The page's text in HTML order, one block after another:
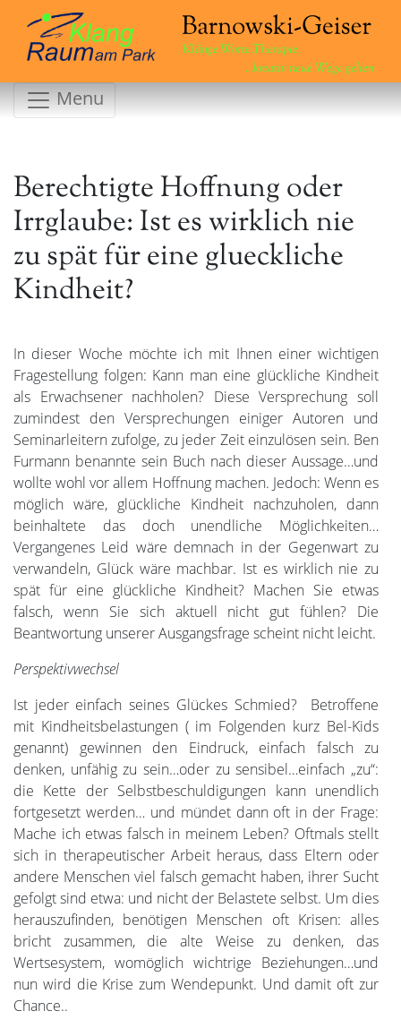
Klänge.Worte.Therapie
...kreativ neue Wege gehen
Menu
Berechtigte Hoffnung oder
Irrglaube: Ist es wirklich nie
zu spät für eine glueckliche
Kindheit?
In dieser Woche möchte ich mit Ihnen einer wichtigen
Fragestellung folgen: Kann man eine glückliche Kindheit
als Erwachsener nachholen? Diese Versprechung soll
zumindest den Versprechungen einiger Autoren und
Seminarleitern zufolge, zu jeder Zeit einzulösen sein. Ben
Furmann benannte sein Buch nach dieser Aussage…und
wollte wohl vor allem Hoffnung machen. Jedoch: Wenn es
möglich wäre, glückliche Kindheit nachzuholen, dann
beinhaltete das doch unendliche Möglichkeiten…
Vergangenes Leid wäre demnach in der Gegenwart zu
verwandeln, Glück wäre machbar. Ist es wirklich nie zu
spät für eine glückliche Kindheit? Machen Sie etwas
falsch, wenn Sie sich aktuell nicht gut fühlen? Die
Beantwortung unserer Ausgangsfrage scheint nicht leicht.
Perspektivwechsel
Ist jeder einfach seines Glückes Schmied? Betroffene
mit Kindheitsbelastungen ( im Folgenden kurz Bel-Kids
genannt) gewinnen den Eindruck, einfach falsch zu
denken, unfähig zu sein…oder zu sensibel…einfach „zu“:
die Kette der Selbstbeschuldigungen kann unendlich
fortgesetzt werden… und mündet dann oft in der Frage:
Mache ich etwas falsch in meinem Leben? Oftmals stellt
sich in therapeutischer Arbeit heraus, dass Eltern oder
andere Menschen viel falsch gemacht haben, ihrer Sucht
gefolgt sind etwa: und nicht der Belastete selbst. Um dies
herauszufinden, benötigen Menschen oft Krisen: alles
bricht zusammen, die alte Weise zu denken, das
Wertsesystem, womöglich wichtrige Beziehungen…und
nun wird die Krise zum Wendepunkt. Und damit oft zur
Chance..